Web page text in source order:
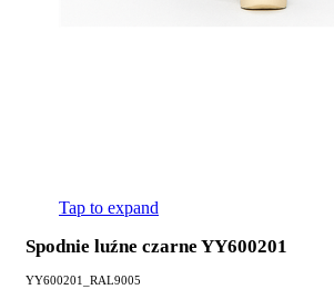
Tap to expand
Spodnie luźne czarne YY600201
YY600201_RAL9005